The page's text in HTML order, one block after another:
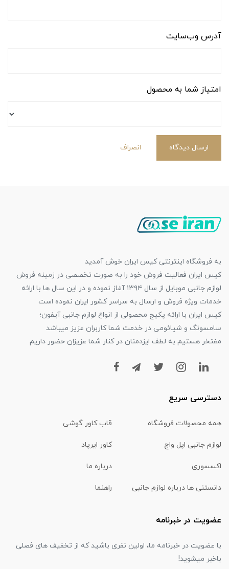
آدرس وب‌سایت
امتیاز شما به محصول
ارسال دیدگاه انصراف
به فروشگاه اینترنتی کیس ایران خوش آمدید
کیس ایران فعالیت فروش خود را به صورت تخصصی در زمینه فروش
لوازم جانبی موبایل از سال ۱۳۹۴ آغاز نموده و در این سال ها با ارائه
خدمات ویژه فروش و ارسال به سراسر کشور ایران نموده است
کیس ایران با ارائه پکیج محصولی از انواع لوازم جانبی آیفون؛
سامسونگ و شیائومی در خدمت شما کاربران عزیز میباشد
مفتخر هستیم به لطف ایزدمنان در کنار شما عزیزان حضور داریم
دسترسی سریع
همه محصولات فروشگاه قاب کاور گوشی
لوازم جانبی اپل واچ کاور ایرپاد
اکسسوری درباره ما
دانستنی ها درباره لوازم جانبی راهنما
عضویت در خبرنامه
با عضویت در خبرنامه ما، اولین نفری باشید که از تخفیف های فصلی
باخبر میشوید!